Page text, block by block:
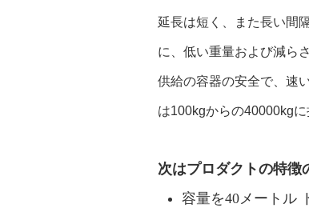
延長は短く、また長い間
に、低い重量および減ら
供給の容器の安全で、速
は100kgからの40000kg
次はプロダクトの特徴
容量を40メートル